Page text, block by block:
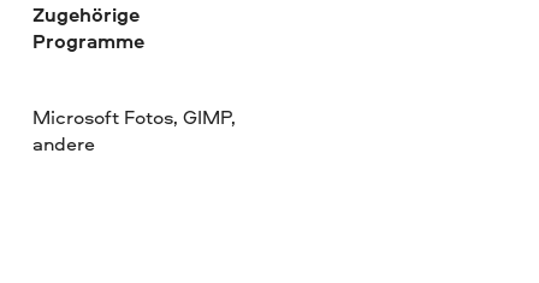
Zugehörige
Programme
Microsoft Fotos, GIMP,
andere